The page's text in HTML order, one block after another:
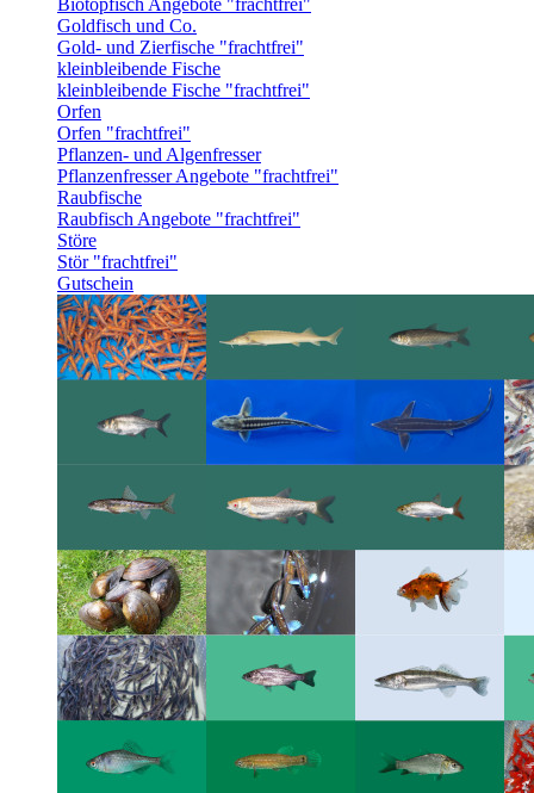
Goldfisch und Co.
Gold- und Zierfische "frachtfrei"
kleinbleibende Fische
kleinbleibende Fische "frachtfrei"
Orfen
Orfen "frachtfrei"
Pflanzen- und Algenfresser
Pflanzenfresser Angebote "frachtfrei"
Raubfische
Raubfisch Angebote "frachtfrei"
Störe
Stör "frachtfrei"
Gutschein